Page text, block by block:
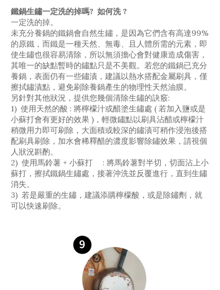
鐵鍋生鏽一定洗的掉嗎? 如何洗 ?
一定洗的掉。
未充分養鍋的鐵鍋會自然生鏽，是因為它們含有高達99%
的原鐵，而鐵是一種天然、無毒、且人體所需的元素，即
使生鏽也很容易清除，所以無須擔心會對健康造成傷害，
其唯一的缺點暫時的鏽點只是不美觀。若您的鐵鍋已充分
養鍋，表面仍有一些鏽漬，建議以熱水搭配金屬刷具，僅
擦拭鏽漬點，避免刷除養鍋產生的物理性天然油膜。
另針對其他狀況，提供您幾個清除生鏽的訣竅:
1) 使用天然的酸 : 將檸檬汁或醋塗生鏽處 ( 若加入鹽或是
小蘇打會有更好的效果 )，輕微鏽點以刷具沾醋或檸檬汁
稍微用力即可刷除，大面積或較深的鏽漬可稍作浸泡後搭
配刷具刷除，加水會稀釋醋的濃度影響除鏽效果，請視個
人狀況斟酌。
2) 使用馬鈴薯 + 小蘇打 : 將馬鈴薯對半切，切面沾上小
蘇打，擦拭鐵鍋生鏽處，接著沖洗並反覆進行，直到生鏽
消失。
3) 若是嚴重的生鏽，建議添購檸檬酸，或是除鏽劑，就
可以快速刷除。